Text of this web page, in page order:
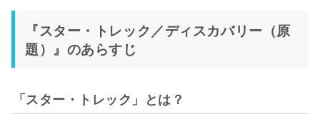
『スター・トレック／ディスカバリー（原
題）』のあらすじ
「スター・トレック」とは？